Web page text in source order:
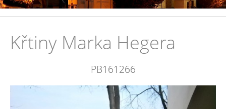
Křtiny Marka Hegera
PB161266